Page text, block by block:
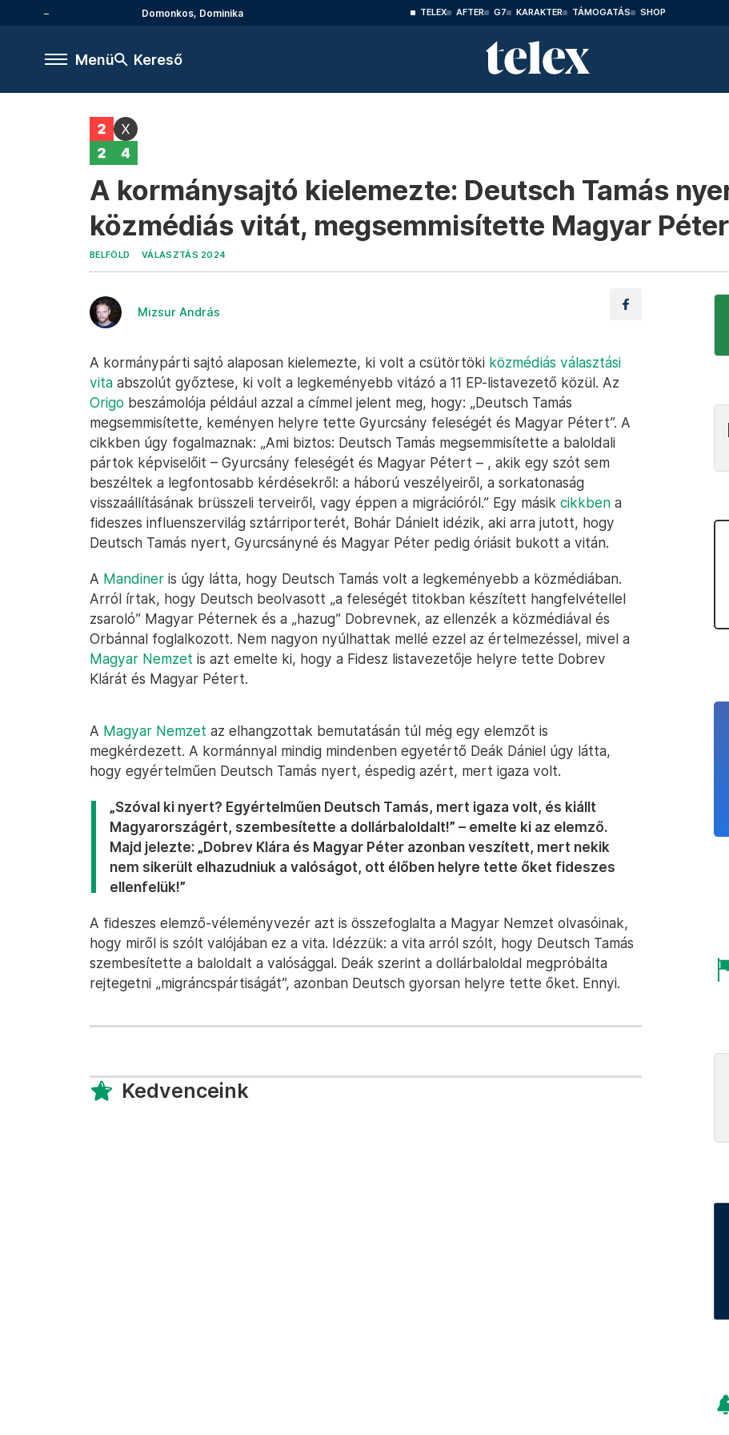
Domonkos, Dominika TELEX AFTER G7 KARAKTER TÁMOGATÁS SHOP
Menü Kereső
A kormánysajtó kielemezte: Deutsch Tamás
közmédiás vitát, megsemmisítette Magyar
BELFÖLD VÁLASZTÁS 2024
Mizsur András
A kormánypárti sajtó alaposan kielemezte, ki volt a csütörtöki közmédiás választási
vita abszolút győztese, ki volt a legkeményebb vitázó a 11 EP-listavezető közül. Az
Origo beszámolója például azzal a címmel jelent meg, hogy: „Deutsch Tamás
megsemmisítette, keményen helyre tette Gyurcsány feleségét és Magyar Pétert”. A
cikkben úgy fogalmaznak: „Ami biztos: Deutsch Tamás megsemmisítette a baloldali
pártok képviselőit – Gyurcsány feleségét és Magyar Pétert – , akik egy szót sem
beszéltek a legfontosabb kérdésekről: a háború veszélyeiről, a sorkatonaság
visszaállításának brüsszeli terveiről, vagy éppen a migrációról.” Egy másik cikkben a
fideszes influenszervilág sztárriporterét, Bohár Dánielt idézik, aki arra jutott, hogy
Deutsch Tamás nyert, Gyurcsányné és Magyar Péter pedig óriásit bukott a vitán.
A Mandiner is úgy látta, hogy Deutsch Tamás volt a legkeményebb a közmédiában.
Arról írtak, hogy Deutsch beolvasott „a feleségét titokban készített hangfelvétellel
zsaroló” Magyar Péternek és a „hazug” Dobrevnek, az ellenzék a közmédiával és
Orbánnal foglalkozott. Nem nagyon nyúlhattak mellé ezzel az értelmezéssel, mivel a
Magyar Nemzet is azt emelte ki, hogy a Fidesz listavezetője helyre tette Dobrev
Klárát és Magyar Pétert.
A Magyar Nemzet az elhangzottak bemutatásán túl még egy elemzőt is
megkérdezett. A kormánnyal mindig mindenben egyetértő Deák Dániel úgy látta,
hogy egyértelműen Deutsch Tamás nyert, éspedig azért, mert igaza volt.
„Szóval ki nyert? Egyértelműen Deutsch Tamás, mert igaza volt, és kiállt
Magyarországért, szembesítette a dollárbaloldalt!” – emelte ki az elemző.
Majd jelezte: „Dobrev Klára és Magyar Péter azonban veszített, mert nekik
nem sikerült elhazudniuk a valóságot, ott élőben helyre tette őket fideszes
ellenfelük!”
A fideszes elemző-véleményvezér azt is összefoglalta a Magyar Nemzet olvasóinak,
hogy miről is szólt valójában ez a vita. Idézzük: a vita arról szólt, hogy Deutsch Tamás
szembesítette a baloldalt a valósággal. Deák szerint a dollárbaloldal megpróbálta
rejtegetni „migráncspártiságát”, azonban Deutsch gyorsan helyre tette őket. Ennyi.
Kedvenceink